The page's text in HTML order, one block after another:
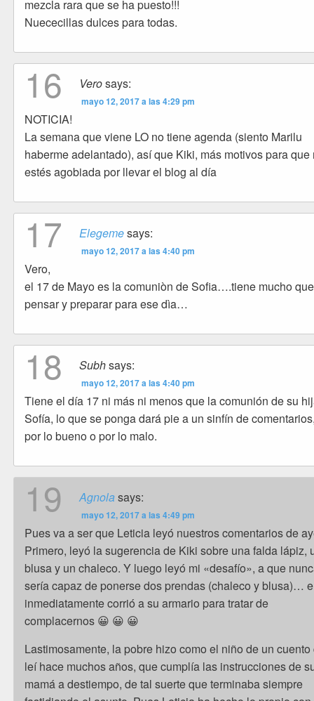
mezcla rara que se ha puesto!!!
Nuececillas dulces para todas.
16 Verosays:
mayo 12, 2017 a las 4:29 pm
NOTICIA!
La semana que viene LO no tiene agenda (siento Marilu
haberme adelantado), así que Kiki, más motivos para que
estés agobiada por llevar el blog al día
17 Elegemesays:
mayo 12, 2017 a las 4:40 pm
Vero,
el 17 de Mayo es la comuniòn de Sofia….tiene mucho que
pensar y preparar para ese dìa…
18 Subhsays:
mayo 12, 2017 a las 4:40 pm
Tiene el día 17 ni más ni menos que la comunión de su
Sofía, lo que se ponga dará pie a un sinfín de
por lo bueno o por lo malo.
19 Agnolasays:
mayo 12, 2017 a las 4:49 pm
Pues va a ser que Leticia leyó nuestros comentarios de
Primero, leyó la sugerencia de Kiki sobre una falda lápiz,
blusa y un chaleco. Y luego leyó mi «desafío», a que
sería capaz de ponerse dos prendas (chaleco y blusa)… e
inmediatamente corrió a su armario para tratar de
complacernos 😀 😀 😀
Lastimosamente, la pobre hizo como el niño de un cuento
leí hace muchos años, que cumplía las instrucciones de
mamá a destiempo, de tal suerte que terminaba siempre